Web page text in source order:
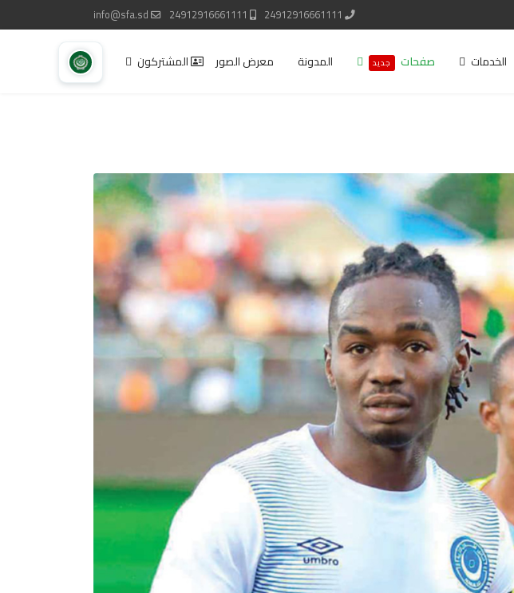
24912916661111
24912916661111
info@sfa.sd
الخدمات صفحات جديد المدونة معرض الصور المشتركون